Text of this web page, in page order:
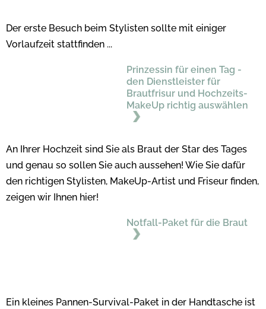
Der erste Besuch beim Stylisten sollte mit einiger
Vorlaufzeit stattfinden ...
Prinzessin für einen Tag -
den Dienstleister für
Brautfrisur und Hochzeits-
MakeUp richtig auswählen
An Ihrer Hochzeit sind Sie als Braut der Star des Tages
und genau so sollen Sie auch aussehen! Wie Sie dafür
den richtigen Stylisten, MakeUp-Artist und Friseur finden,
zeigen wir Ihnen hier!
Notfall-Paket für die Braut
Ein kleines Pannen-Survival-Paket in der Handtasche ist